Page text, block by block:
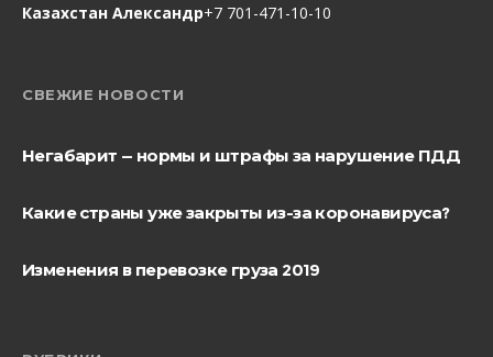
Казахстан Александр+7 701-471-10-10
СВЕЖИЕ НОВОСТИ
Негабарит — нормы и штрафы за нарушение ПДД
Какие страны уже закрыты из-за коронавируса?
Изменения в перевозке груза 2019